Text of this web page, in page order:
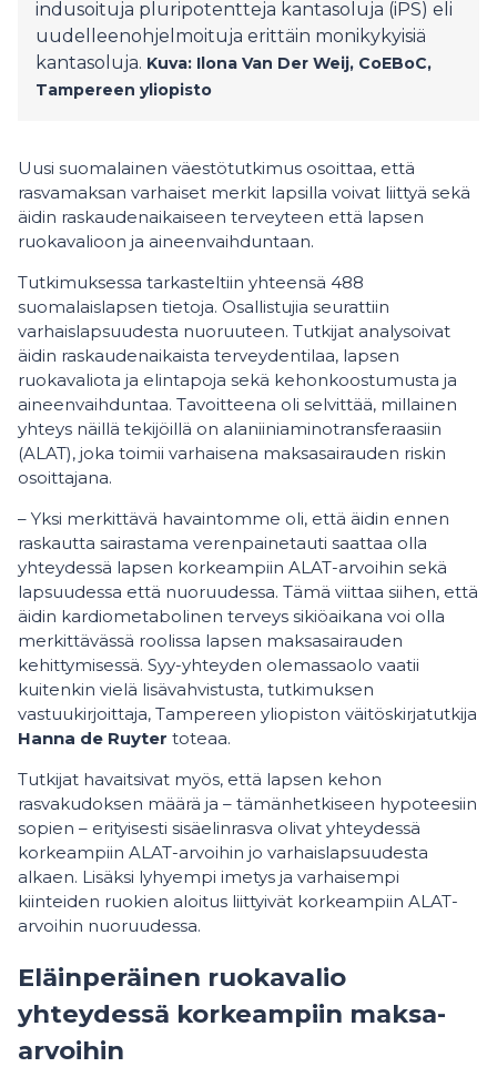
indusoituja pluripotentteja kantasoluja (iPS) eli
uudelleenohjelmoituja erittäin monikykyisiä
kantasoluja. Kuva: Ilona Van Der Weij, CoEBoC,
Tampereen yliopisto
Uusi suomalainen väestötutkimus osoittaa, että
rasvamaksan varhaiset merkit lapsilla voivat liittyä sekä
äidin raskaudenaikaiseen terveyteen että lapsen
ruokavalioon ja aineenvaihduntaan.
Tutkimuksessa tarkasteltiin yhteensä 488
suomalaislapsen tietoja. Osallistujia seurattiin
varhaislapsuudesta nuoruuteen. Tutkijat analysoivat
äidin raskaudenaikaista terveydentilaa, lapsen
ruokavaliota ja elintapoja sekä kehonkoostumusta ja
aineenvaihduntaa. Tavoitteena oli selvittää, millainen
yhteys näillä tekijöillä on alaniiniaminotransferaasiin
(ALAT), joka toimii varhaisena maksasairauden riskin
osoittajana.
– Yksi merkittävä havaintomme oli, että äidin ennen
raskautta sairastama verenpainetauti saattaa olla
yhteydessä lapsen korkeampiin ALAT-arvoihin sekä
lapsuudessa että nuoruudessa. Tämä viittaa siihen, että
äidin kardiometabolinen terveys sikiöaikana voi olla
merkittävässä roolissa lapsen maksasairauden
kehittymisessä. Syy-yhteyden olemassaolo vaatii
kuitenkin vielä lisävahvistusta, tutkimuksen
vastuukirjoittaja, Tampereen yliopiston väitöskirjatutkija
Hanna de Ruyter toteaa.
Tutkijat havaitsivat myös, että lapsen kehon
rasvakudoksen määrä ja – tämänhetkiseen hypoteesiin
sopien – erityisesti sisäelinrasva olivat yhteydessä
korkeampiin ALAT-arvoihin jo varhaislapsuudesta
alkaen. Lisäksi lyhyempi imetys ja varhaisempi
kiinteiden ruokien aloitus liittyivät korkeampiin ALAT-
arvoihin nuoruudessa.
Eläinperäinen ruokavalio
yhteydessä korkeampiin maksa-
arvoihin